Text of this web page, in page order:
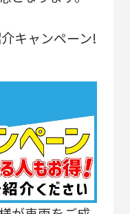
キャンペーン!